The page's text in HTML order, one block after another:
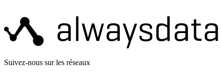
Suivez-nous sur les réseaux